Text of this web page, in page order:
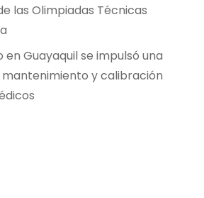
las Olimpiadas Técnicas
Guayaquil se impulsó una
y calibración